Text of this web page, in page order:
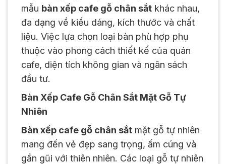
mẫu bàn xếp cafe gỗ chân sắt khác nhau,
đa dạng về kiểu dáng, kích thước và chất
liệu. Việc lựa chọn loại bàn phù hợp phụ
thuộc vào phong cách thiết kế của quán
cafe, diện tích không gian và ngân sách
đầu tư.
Bàn Xếp Cafe Gỗ Chân Sắt Mặt Gỗ Tự
Nhiên
Bàn xếp cafe gỗ chân sắt mặt gỗ tự nhiên
mang đến vẻ đẹp sang trọng, ấm cúng và
gần gũi với thiên nhiên. Các loại gỗ tự nhiên